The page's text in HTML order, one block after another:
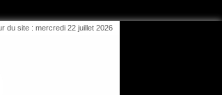
du site : mercredi 22 juillet 2026